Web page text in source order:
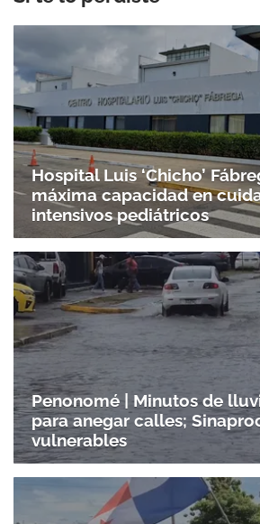
Hospital Luis ‘Chicho’
máxima capacidad en
intensivos pediátricos
Penonomé | Minutos de
para anegar calles;
vulnerables